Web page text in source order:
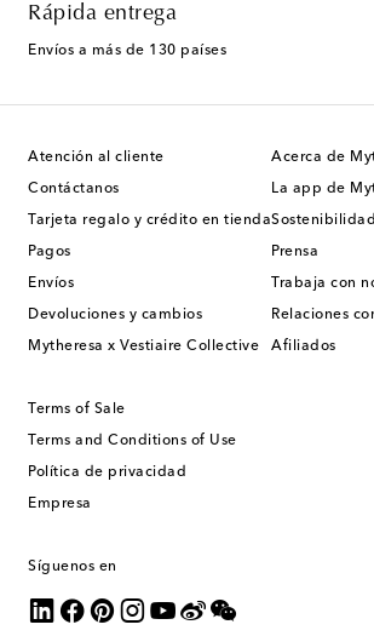
Rápida entrega
Envíos a más de 130 países
Atención al cliente
Contáctanos
Tarjeta regalo y crédito en tienda
Pagos
Envíos
Devoluciones y cambios
Mytheresa x Vestiaire Collective
Acerca de
La app de
Sostenibilidad
Prensa
Trabaja con
Relaciones
Afiliados
Terms of Sale
Terms and Conditions of Use
Política de privacidad
Empresa
Síguenos en